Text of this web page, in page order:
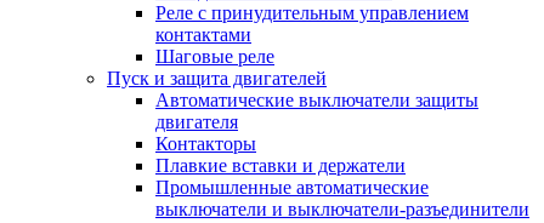
Реле с принудительным управлением
контактами
Шаговые реле
Пуск и защита двигателей
Автоматические выключатели защиты
двигателя
Контакторы
Плавкие вставки и держатели
Промышленные автоматические
выключатели и выключатели-разъединители